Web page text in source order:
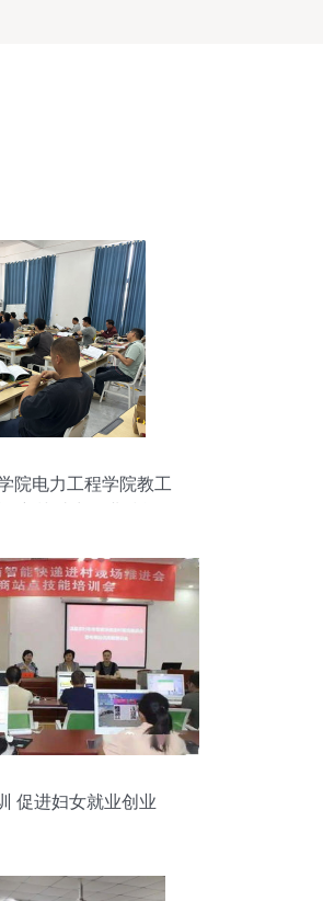
院电力工程学院教工
促进妇女就业创业